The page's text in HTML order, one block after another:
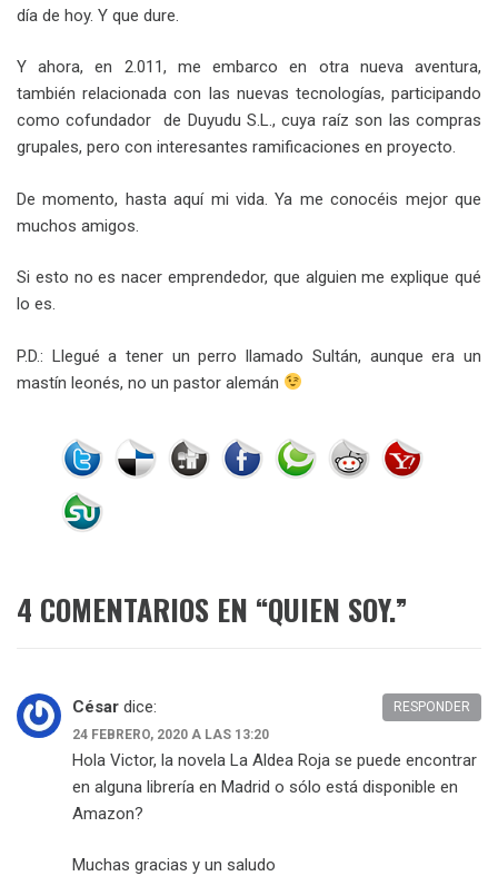
día de hoy. Y que dure.
Y ahora, en 2.011, me embarco en otra nueva aventura,
también relacionada con las nuevas tecnologías, participando
como cofundador de Duyudu S.L., cuya raíz son las compras
grupales, pero con interesantes ramificaciones en proyecto.
De momento, hasta aquí mi vida. Ya me conocéis mejor que
muchos amigos.
Si esto no es nacer emprendedor, que alguien me explique qué
lo es.
P.D.: Llegué a tener un perro llamado Sultán, aunque era un
mastín leonés, no un pastor alemán
4 COMENTARIOS EN “QUIEN SOY.”
César dice:
24 FEBRERO, 2020 A LAS 13:20
Hola Victor, la novela La Aldea Roja se puede encontrar
en alguna librería en Madrid o sólo está disponible en
Amazon?
Muchas gracias y un saludo
RESPONDER